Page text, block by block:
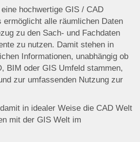
hochwertige GIS / CAD
ermöglicht alle räumlichen Daten
zu den Sach- und Fachdaten
zu nutzen. Damit stehen in
Informationen, unabhängig ob
BIM oder GIS Umfeld stammen,
zur umfassenden Nutzung zur
in idealer Weise die CAD Welt
mit der GIS Welt im